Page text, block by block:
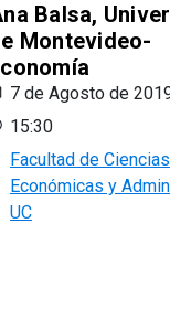
Balsa,
Montevideo-
7 de Agosto de
15:30
Facultad de Ciencias
Económicas y
UC